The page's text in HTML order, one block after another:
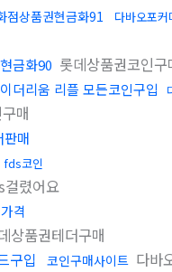
점상품권현금화91 다바오포커
금화90 롯데상품권코인구
이더리움 리플 모든코인구입
매
판매
fds코인
렸어요
격
상품권테더구매
구입
코인구매사이트 다바